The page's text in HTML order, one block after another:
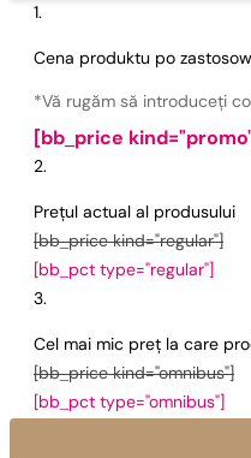
Cena produktu po
*Vă rugăm să introduceți
[bb_price
Prețul actual al produsului
[bb_price kind="regular"]
[bb_pct type="regular"]
Cel mai mic preț la care
[bb_price kind="omnibus"]
[bb_pct type="omnibus"]